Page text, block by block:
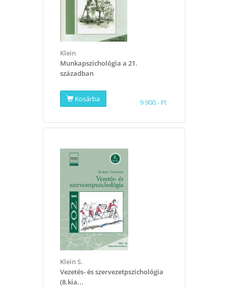
Klein
Munkapszichológia a 21.
században
Kosárba 9 900.- Ft
Klein S.
Vezetés- és szervezetpszichológia
(8.kia...